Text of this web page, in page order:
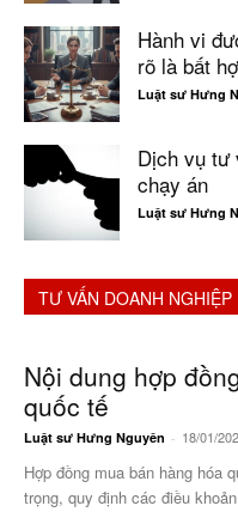
Hành vi
rõ là bất
Luật sư Hưng
Dịch vụ tư
chạy án
Luật sư Hưng
TƯ VẤN DOANH NGHIỆP
Nội dung hợp
quốc tế
Luật sư Hưng Nguyên - 18/01/
Hợp đồng mua bán hàng hóa
trọng, quy định các điều